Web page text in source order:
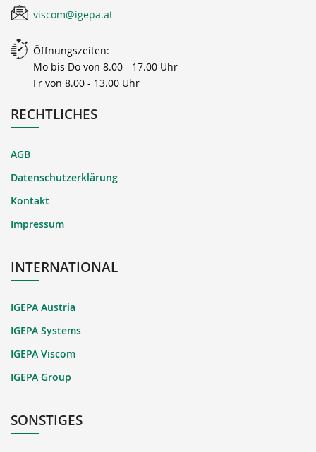
viscom@igepa.at
Öffnungszeiten:
Mo bis Do von 8.00 - 17.00 Uhr
Fr von 8.00 - 13.00 Uhr
RECHTLICHES
AGB
Datenschutzerklärung
Kontakt
Impressum
INTERNATIONAL
IGEPA Austria
IGEPA Systems
IGEPA Viscom
IGEPA Group
SONSTIGES